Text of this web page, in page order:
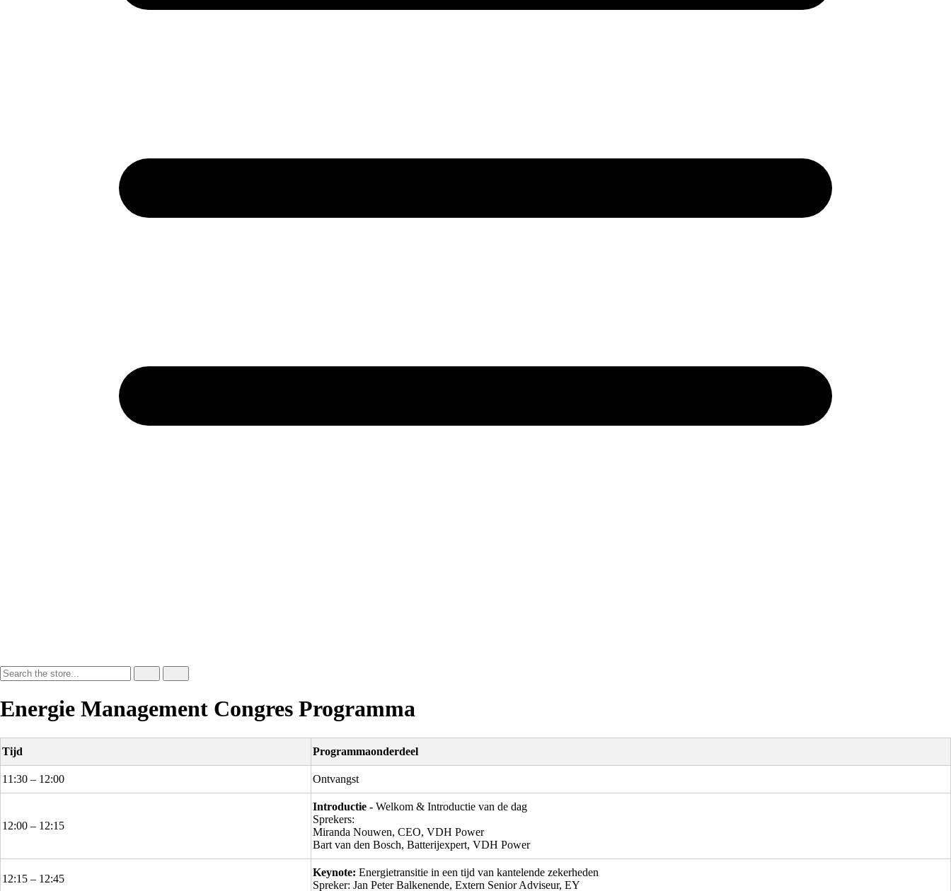
Energie Management Congres Programma
Tijd Programmaonderdeel
11:30 – 12:00 Ontvangst
12:00 – 12:15
Introductie - Welkom & Introductie van de dag
Sprekers:
Miranda Nouwen, CEO, VDH Power
Bart van den Bosch, Batterijexpert, VDH Power
12:15 – 12:45
Keynote: Energietransitie in een tijd van kantelende zekerheden
Spreker: Jan Peter Balkenende, Extern Senior Adviseur, EY